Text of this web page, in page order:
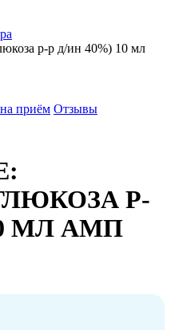
р-р д/ин 40%) 10 мл
Р-
МЛ АМП
приём Отзывы